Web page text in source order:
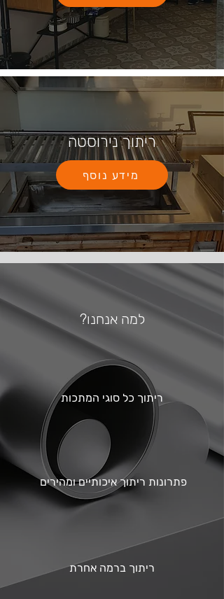
ריתוך נירוסטה
מידע נוסף
למה אנחנו?
ריתוך כל סוגי המתכות
פתרונות ריתוך איכותיים ומהירים
ריתוך ברמה אחרת